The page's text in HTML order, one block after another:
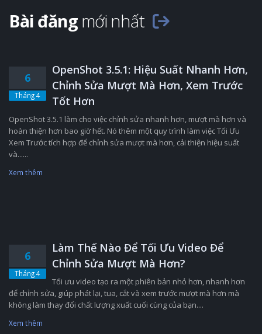
Bài đăng mới nhất
6
Tháng 4
OpenShot 3.5.1: Hiệu Suất Nhanh Hơn,
Chỉnh Sửa Mượt Mà Hơn, Xem Trước
Tốt Hơn
OpenShot 3.5.1 làm cho việc chỉnh sửa nhanh hơn, mượt mà hơn và
hoàn thiện hơn bao giờ hết. Nó thêm một quy trình làm việc Tối Ưu
Xem Trước tích hợp để chỉnh sửa mượt mà hơn, cải thiện hiệu suất
và......
Xem thêm
6
Tháng 4
Làm Thế Nào Để Tối Ưu Video Để
Chỉnh Sửa Mượt Mà Hơn?
Tối ưu video tạo ra một phiên bản nhỏ hơn, nhanh hơn
để chỉnh sửa, giúp phát lại, tua, cắt và xem trước mượt mà hơn mà
không làm thay đổi chất lượng xuất cuối cùng của bạn....
Xem thêm